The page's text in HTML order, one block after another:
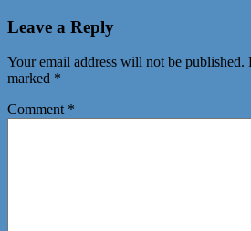
Leave a Reply
Your email address will not be published.
marked *
Comment *